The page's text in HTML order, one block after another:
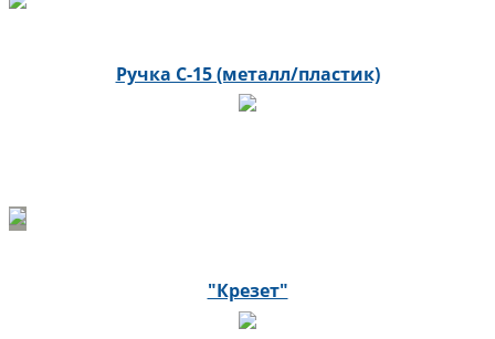
Ручка С-15 (металл/пластик)
"Крезет"